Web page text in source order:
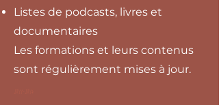
Listes de podcasts, livres et
documentaires
Les formations et leurs contenus
sont régulièrement mises à jour.